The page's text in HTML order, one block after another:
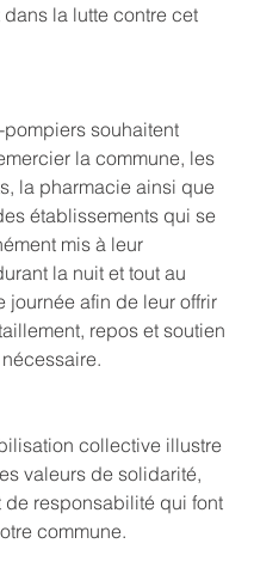
la lutte contre cet
souhaitent
la commune, les
la pharmacie ainsi que
établissements qui se
mis à leur
la nuit et tout au
journée afin de leur offrir
repos et soutien
collective illustre
valeurs de solidarité,
de responsabilité qui font
commune.